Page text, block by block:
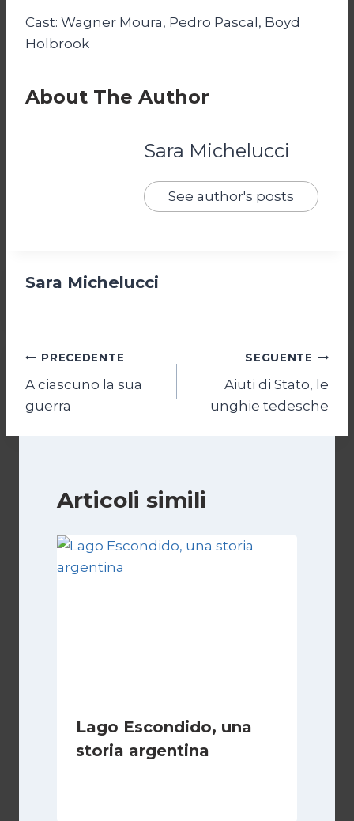
Cast: Wagner Moura, Pedro Pascal, Boyd
Holbrook
About The Author
Sara Michelucci
See author's posts
Sara Michelucci
Navigazione
articoli
PRECEDENTE
A ciascuno la sua
guerra
SEGUENTE
Aiuti di Stato, le
unghie tedesche
Articoli simili
Lago Escondido, una
storia argentina